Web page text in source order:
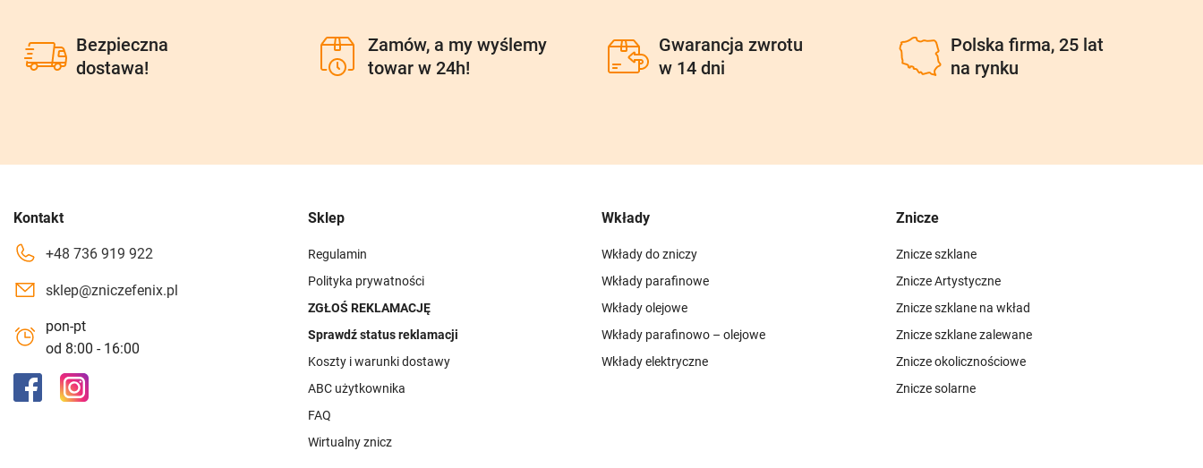
Bezpieczna
dostawa!
Zamów, a my wyślemy
towar w 24h!
Gwarancja zwrotu
w 14 dni
Polska firma, 25 lat
na rynku
Kontakt
+48 736 919 922
sklep@zniczefenix.pl
pon-pt
od 8:00 - 16:00
Sklep
Regulamin
Polityka prywatności
ZGŁOŚ REKLAMACJĘ
Sprawdź status reklamacji
Koszty i warunki dostawy
ABC użytkownika
FAQ
Wirtualny znicz
Wkłady
Wkłady do zniczy
Wkłady parafinowe
Wkłady olejowe
Wkłady parafinowo – olejowe
Wkłady elektryczne
Znicze
Znicze szklane
Znicze Artystyczne
Znicze szklane na wkład
Znicze szklane zalewane
Znicze okolicznościowe
Znicze solarne